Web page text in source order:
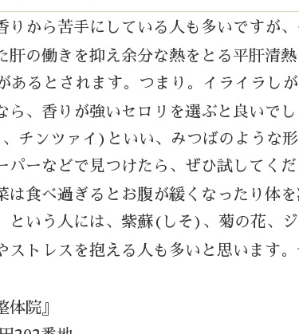
りから苦手にしている人も多いですが
肝の働きを抑え余分な熱をとる平肝清熱
あるとされます。つまり。イライラし
ら、香りが強いセロリを選ぶと良いで
チンツァイ ) といい、みつばのような
パーなどで見つけたら、ぜひ試してく
は食べ過ぎるとお腹が緩くなったり体
という人には、紫蘇 ( しそ) 、菊の花、
ストレスを抱える人も多いと思います
体院』